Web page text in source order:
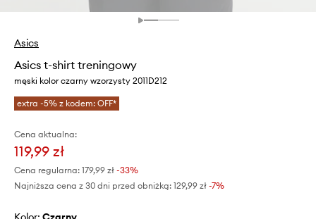
Asics
Asics t-shirt treningowy
męski kolor czarny wzorzysty 2011D212
extra -5% z kodem: OFF*
Cena aktualna:
119,99 zł
Cena regularna: 179,99 zł -33%
Najniższa cena z 30 dni przed obniżką: 129,99 zł -7%